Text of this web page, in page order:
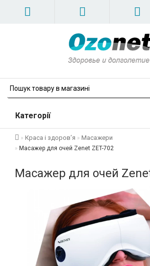
Категорії
Краса і здоров’я Масажери
Масажер для очей Zenet ZET-702
Масажер для очей